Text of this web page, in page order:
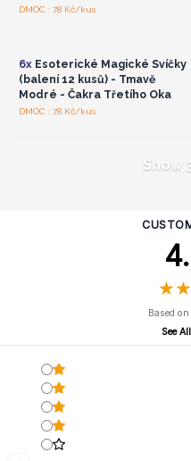
DMOC : 78 Kč/kus
Přihlaste se nebo se
6xEsoterické Magické Svíčky
(balení 12 kusů) - Tmavě
Modré - Čakra Třetího Oka
DMOC : 78 Kč/kus
Show
★★
★★
Based
See